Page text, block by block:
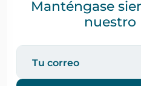
Manténgase
nuestro